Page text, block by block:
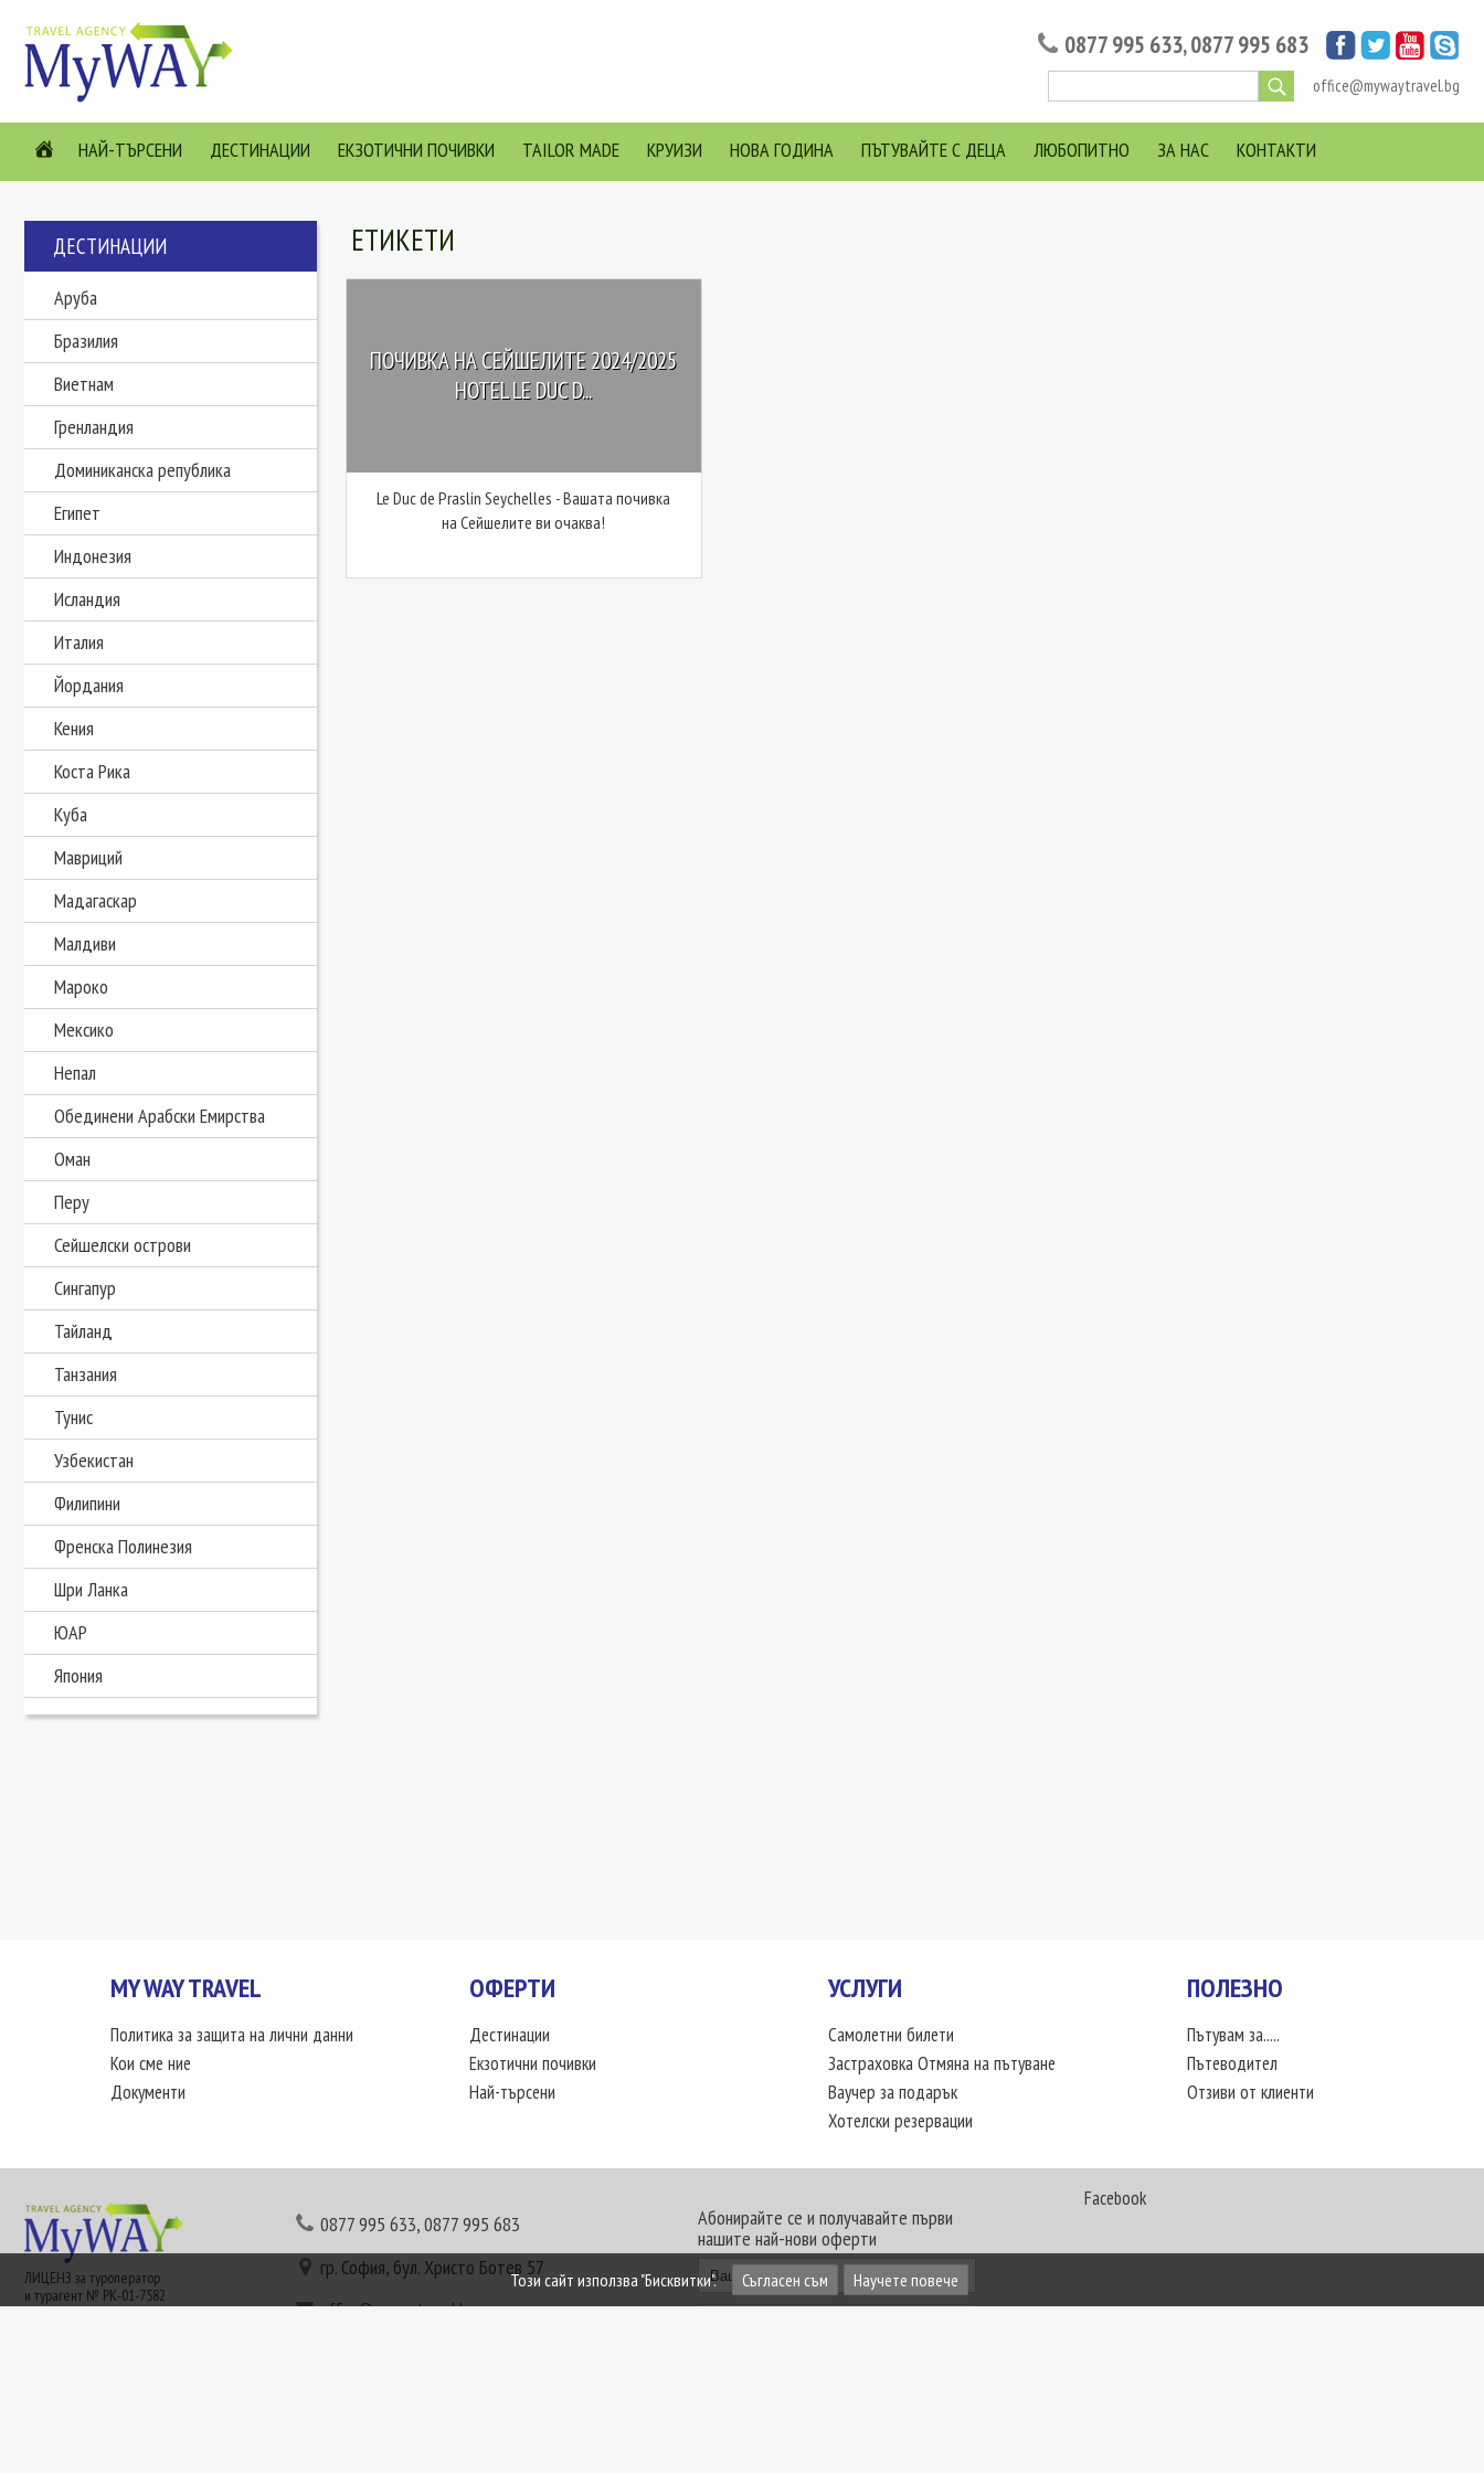
0877 995 633,0877 995 683
office@mywaytravel.bg
НАЙ-ТЪРСЕНИ ДЕСТИНАЦИИ ЕКЗОТИЧНИ ПОЧИВКИ TAILOR MADE КРУИЗИ НОВА ГОДИНА ПЪТУВАЙТЕ С ДЕЦА ЛЮБОПИТНО ЗА НАС КОНТАКТИ
ДЕСТИНАЦИИ
Аруба
Бразилия
Виетнам
Гренландия
Доминиканска република
Египет
Индонезия
Исландия
Италия
Йордания
Кения
Коста Рика
Куба
Мавриций
Мадагаскар
Малдиви
Мароко
Мексико
Непал
Обединени Арабски Емирства
Оман
Перу
Сейшелски острови
Сингапур
Тайланд
Танзания
Тунис
Узбекистан
Филипини
Френска Полинезия
Шри Ланка
ЮАР
Япония
ЕТИКЕТИ
ПОЧИВКА НА СЕЙШЕЛИТЕ 2024/2025
HOTEL LE DUC D...
Le Duc de Praslin Seychelles - Вашата почивка
на Сейшелите ви очаква!
MY WAY TRAVEL
Политика за защита на лични данни
Кои сме ние
Документи
ОФЕРТИ
Дестинации
Екзотични почивки
Най-търсени
УСЛУГИ
Самолетни билети
Застраховка Отмяна на пътуване
Ваучер за подарък
Хотелски резервации
ПОЛЕЗНО
Пътувам за.....
Пътеводител
Отзиви от клиенти
ЛИЦЕНЗ за туроператор
и турагент № РК-01-7582
0877 995 633,0877 995 683
гр. София, бул. Христо Ботев 57
office@mywaytravel.bg
Абонирайте се и получавайте първи
нашите най-нови оферти
Facebook
Този сайт използва "Бисквитки". Съгласен съм Научете повече